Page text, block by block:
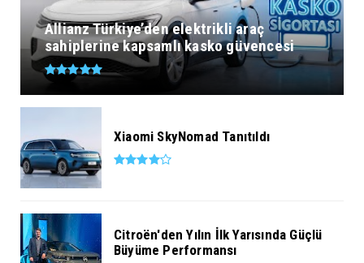
Allianz Türkiye’den elektrikli araç
sahiplerine kapsamlı kasko güvencesi
Xiaomi SkyNomad Tanıtıldı
Citroën'den Yılın İlk Yarısında Güçlü
Büyüme Performansı